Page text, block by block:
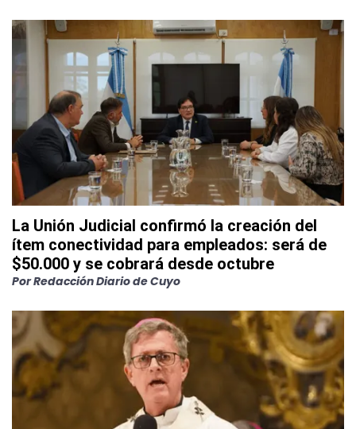
La Unión Judicial confirmó la creación del
ítem conectividad para empleados: será de
$50.000 y se cobrará desde octubre
PorRedacción Diario de Cuyo